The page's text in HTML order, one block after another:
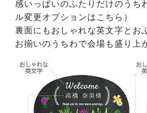
感いっぱいのふたりだけのう
ル変更オプションはこちら ）
裏面にもおしゃれな英文字とお
お揃いのうちわで会場も盛り上